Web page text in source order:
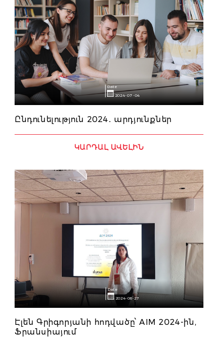
Date
2024-07-04
Ընդունելություն 2024․ արդյունքներ
ԿԱՐԴԱԼ ԱՎԵԼԻՆ
Date
2024-06-27
Էլեն Գրիգորյանի հոդվածը՝ AIM 2024-ին,
Ֆրանսիայում